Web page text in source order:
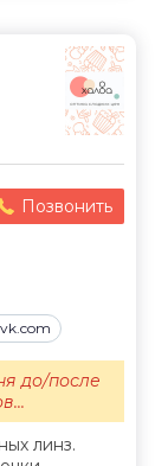
Позвонить
vk.com
линз.
до/после